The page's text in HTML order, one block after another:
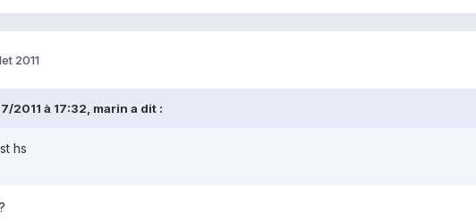
2011
2011 à 17:32, marin a dit :
hs